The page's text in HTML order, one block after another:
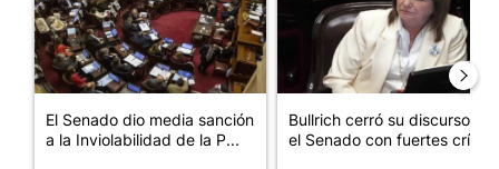
El Senado dio media sanción
a la Inviolabilidad de la P...
Bullrich cerró su discurso en
el Senado con fuertes crí...